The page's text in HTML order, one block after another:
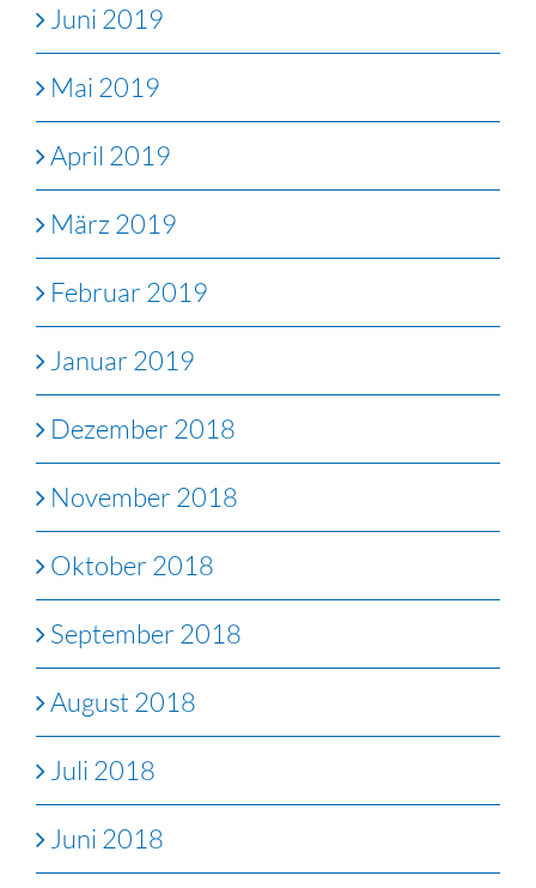
Juni 2019
Mai 2019
April 2019
März 2019
Februar 2019
Januar 2019
Dezember 2018
November 2018
Oktober 2018
September 2018
August 2018
Juli 2018
Juni 2018